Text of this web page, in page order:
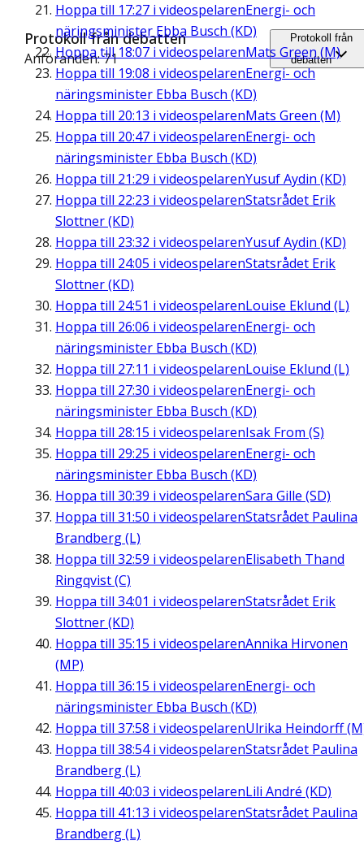
Hoppa till 17:27 i videospelarenEnergi- och
näringsminister Ebba Busch (KD)
Hoppa till 18:07 i videospelarenMats Green (M)
Hoppa till 19:08 i videospelarenEnergi- och
näringsminister Ebba Busch (KD)
Hoppa till 20:13 i videospelarenMats Green (M)
Hoppa till 20:47 i videospelarenEnergi- och
näringsminister Ebba Busch (KD)
Hoppa till 21:29 i videospelarenYusuf Aydin (KD)
Hoppa till 22:23 i videospelarenStatsrådet Erik
Slottner (KD)
Hoppa till 23:32 i videospelarenYusuf Aydin (KD)
Hoppa till 24:05 i videospelarenStatsrådet Erik
Slottner (KD)
Hoppa till 24:51 i videospelarenLouise Eklund (L)
Hoppa till 26:06 i videospelarenEnergi- och
näringsminister Ebba Busch (KD)
Hoppa till 27:11 i videospelarenLouise Eklund (L)
Hoppa till 27:30 i videospelarenEnergi- och
näringsminister Ebba Busch (KD)
Hoppa till 28:15 i videospelarenIsak From (S)
Hoppa till 29:25 i videospelarenEnergi- och
näringsminister Ebba Busch (KD)
Hoppa till 30:39 i videospelarenSara Gille (SD)
Hoppa till 31:50 i videospelarenStatsrådet Paulina
Brandberg (L)
Hoppa till 32:59 i videospelarenElisabeth Thand
Ringqvist (C)
Hoppa till 34:01 i videospelarenStatsrådet Erik
Slottner (KD)
Hoppa till 35:15 i videospelarenAnnika Hirvonen
(MP)
Hoppa till 36:15 i videospelarenEnergi- och
näringsminister Ebba Busch (KD)
Hoppa till 37:58 i videospelarenUlrika Heindorff
Hoppa till 38:54i videospelarenStatsrådet Paulina
Brandberg (L)
Hoppa till 40:03 i videospelarenLili André (KD)
Hoppa till 41:13 i videospelarenStatsrådet Paulina
Brandberg (L)
Protokoll från debatten
Anföranden: 71
Protokoll från
debatten